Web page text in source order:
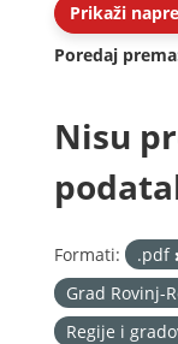
Prikaži
Poredaj prema
Nisu
Formati: .pdf
Grad Rovinj-
Regije i